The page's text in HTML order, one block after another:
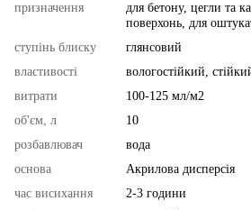
призначення
для бетону, цегли та
поверхонь, для
ступінь блиску
глянсовий
властивості
вологостійкий,
витрати
100-125 мл/м2
об'єм, л
10
розбавлювач
вода
основа
Акрилова дисперсія
час висихання
2-3 години